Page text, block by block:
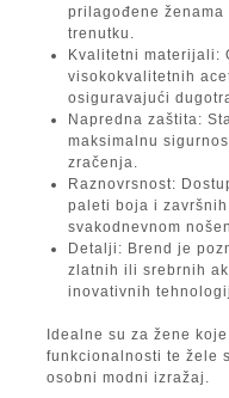
prilagođene
trenutku.
Kvalitetni materijali:
visokokvalitetnih
osiguravajući
Napredna zaštita:
maksimalnu
zračenja.
Raznovrsnost:
paleti boja i
svakodnevnom
Detalji: Brend je
zlatnih ili srebrnih
inovativnih
Idealne su za žene
funkcionalnosti te žele
osobni modni izražaj.